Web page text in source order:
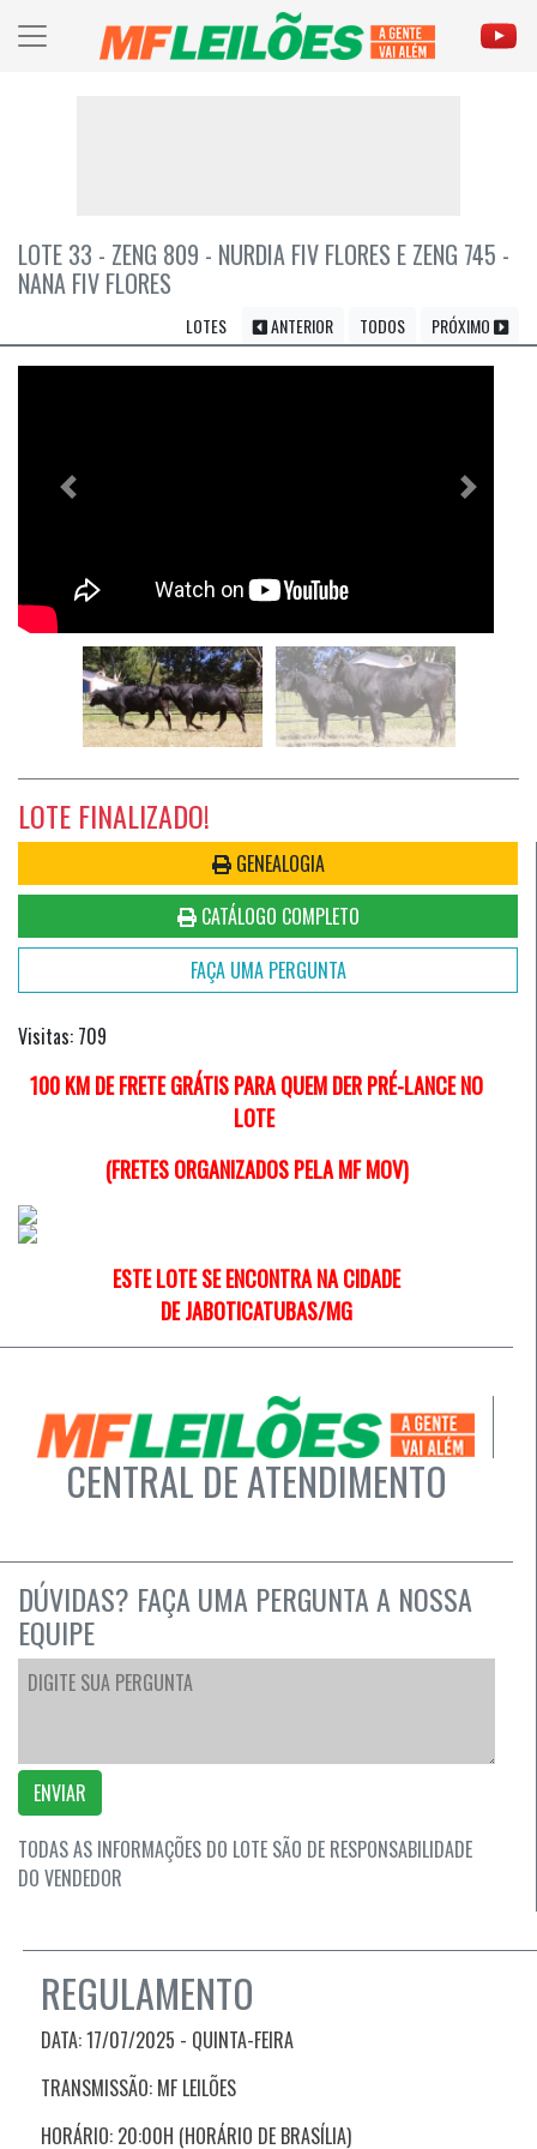
LOTE 33 - ZENG 809 - NURDIA FIV FLORES E ZENG 745 -
NANA FIV FLORES
LOTES ANTERIOR TODOS PRÓXIMO
Previous Próximo
LOTE FINALIZADO!
GENEALOGIA
CATÁLOGO COMPLETO
FAÇA UMA PERGUNTA
Visitas: 709
100 KM DE FRETE GRÁTIS PARA QUEM DER PRÉ-LANCE NO
LOTE
(FRETES ORGANIZADOS PELA MF MOV)
ESTE LOTE SE ENCONTRA NA CIDADE
DEJABOTICATUBAS/MG
CENTRAL DE ATENDIMENTO
DÚVIDAS? FAÇA UMA PERGUNTA A NOSSA
EQUIPE
ENVIAR
TODAS AS INFORMAÇÕES DO LOTE SÃO DE RESPONSABILIDADE
DO VENDEDOR
REGULAMENTO
DATA: 17/07/2025 - QUINTA-FEIRA
TRANSMISSÃO: MF LEILÕES
HORÁRIO: 20:00H (HORÁRIO DE BRASÍLIA)